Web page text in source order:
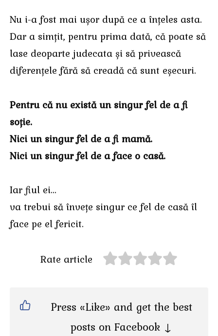
Nu i-a fost mai ușor după ce a înțeles asta.
Dar a simțit, pentru prima dată, că poate să
lase deoparte judecata și să privească
diferențele fără să creadă că sunt eșecuri.
Pentru că nu există un singur fel de a fi
soție.
Nici un singur fel de a fi mamă.
Nici un singur fel de a face o casă.
Iar fiul ei…
va trebui să învețe singur ce fel de casă îl
face pe el fericit.
Rate article
Press «Like» and get the best
posts on Facebook ↓